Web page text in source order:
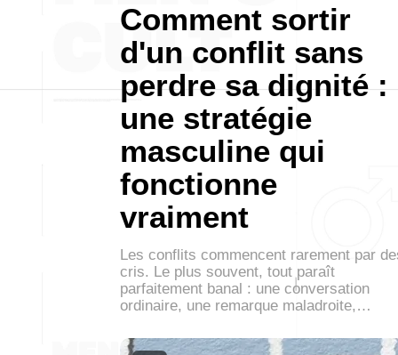
Comment sortir
d'un conflit sans
perdre sa dignité :
une stratégie
masculine qui
fonctionne
vraiment
Les conflits commencent rarement par
cris. Le plus souvent, tout paraît
parfaitement banal : une conversation
ordinaire, une remarque maladroite,…